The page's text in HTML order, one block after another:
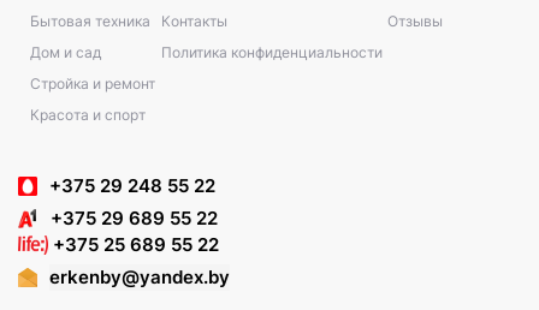
Бытовая техника
Дом и сад
Стройка и ремонт
Красота и спорт
Контакты
Политика конфиденциальности
Отзывы
+375 29 248 55 22
+375 29 689 55 22
+375 25 689 55 22
erkenby@yandex.by